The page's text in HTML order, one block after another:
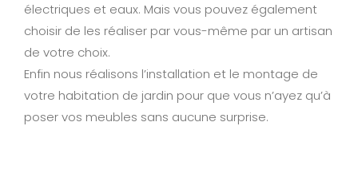
électriques et eaux. Mais vous pouvez également
choisir de les réaliser par vous-même par un artisan
de votre choix.
Enfin nous réalisons l’installation et le montage de
votre habitation de jardin pour que vous n’ayez qu’à
poser vos meubles sans aucune surprise.